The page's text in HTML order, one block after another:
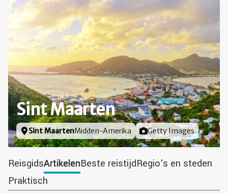
Sint Maarten
Locatie
Sint MaartenMidden-Amerika Foto door
Getty Images
ReisgidsArtikelenBeste reistijdRegio's en steden
Praktisch